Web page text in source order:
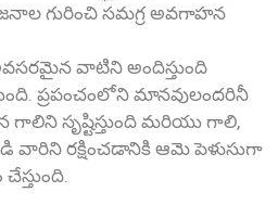
గురించి సమగ్ర అవగాహన
వాటిని అందిస్తుంది
ప్రపంచంలోని మానవులందరినీ
సృష్టిస్తుంది మరియు గాలి,
వారిని రక్షించడానికి ఆమె పెళుసుగా